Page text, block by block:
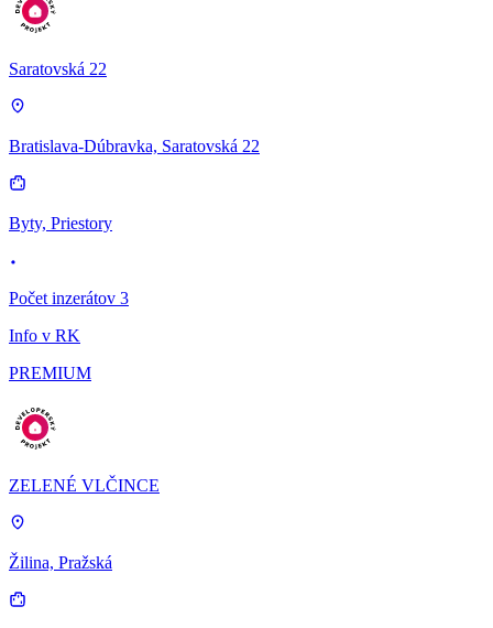
Saratovská 22
Bratislava-Dúbravka, Saratovská 22
Byty, Priestory
Počet inzerátov 3
Info v RK
PREMIUM
ZELENÉ VLČINCE
Žilina, Pražská